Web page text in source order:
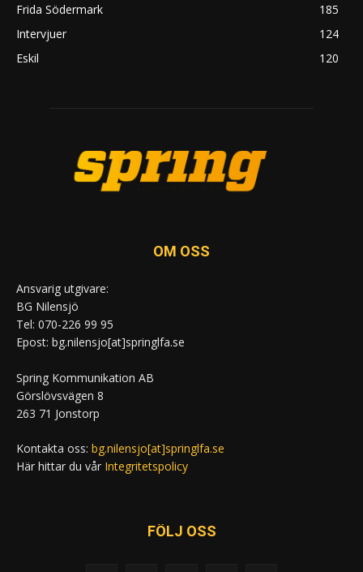
Frida Södermark
185
Intervjuer
124
Eskil
120
OM OSS
Ansvarig utgivare:
BG Nilensjö
Tel: 070-226 99 95
Epost: bg.nilensjo[at]springlfa.se
Spring Kommunikation AB
Görslövsvägen 8
263 71 Jonstorp
Kontakta oss: bg.nilensjo[at]springlfa.se
Här hittar du vår Integritetspolicy
FÖLJ OSS